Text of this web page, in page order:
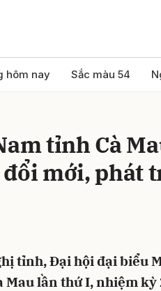
hôm nay Sắc màu 54
tỉnh Cà
mới, phát
tỉnh, Đại hội đại biểu
Mau lần thứ I, nhiệm kỳ